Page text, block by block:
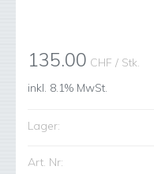
135.00 CHF / Stk.
inkl. 8.1% MwSt.
Lager:
Art. Nr: